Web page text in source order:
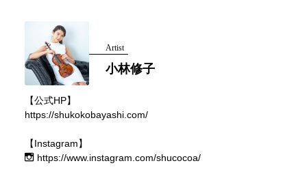
Artist
小林修子
【公式HP】
https://shukokobayashi.com/
【Instagram】
https://www.instagram.com/shucocoa/